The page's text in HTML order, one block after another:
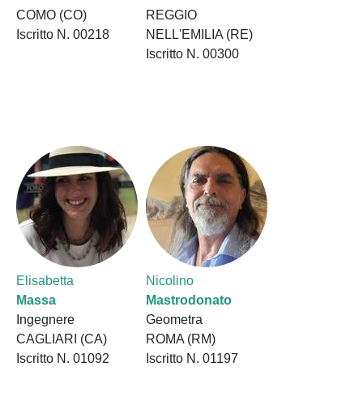
COMO (CO)
Iscritto N. 00218
REGGIO
NELL'EMILIA (RE)
Iscritto N. 00300
Elisabetta
Massa
Ingegnere
CAGLIARI (CA)
Iscritto N. 01092
Nicolino
Mastrodonato
Geometra
ROMA (RM)
Iscritto N. 01197